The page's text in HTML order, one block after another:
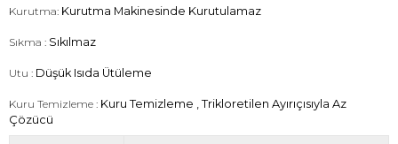
Kurutma: Kurutma Makinesinde Kurutulamaz
Sıkma : Sıkılmaz
Utu : Düşük Isıda Ütüleme
Kuru Temizleme : Kuru Temizleme , Trikloretilen Ayırıçısıyla Az
Çözücü